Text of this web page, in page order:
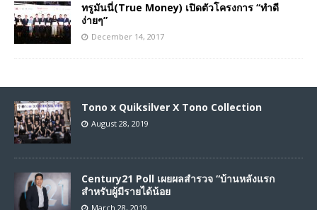
ทรูมันนี่(True Money) เปิดตัวโครงการ “ทำดี
ง่ายๆ”
December 14, 2017
Tono x Quiksilver X Tono Collection
August 28, 2019
Century21 Poll เผยผลสำรวจ “บ้านหลังแรก
สำหรับผู้มีรายได้น้อย
March 28, 2019